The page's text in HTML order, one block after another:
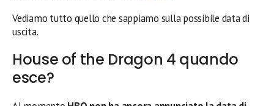
Vediamo tutto quello che sappiamo sulla possibile data di
uscita.
House of the Dragon 4 quando
esce?